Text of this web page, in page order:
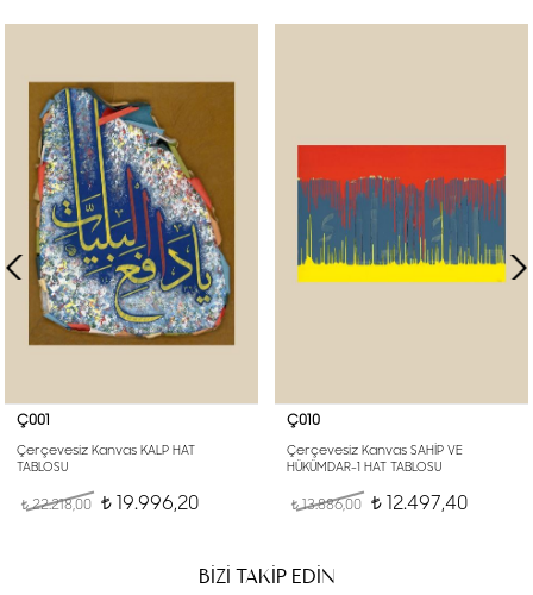
Ç001
Çerçevesiz Kanvas KALP HAT
TABLOSU
t22.218,00 t 19.996,20
Ç010
Çerçevesiz Kanvas SAHİP VE
HÜKÜMDAR-1 HAT TABLOSU
t13.886,00 t 12.497,40
BİZİ TAKİP EDİN